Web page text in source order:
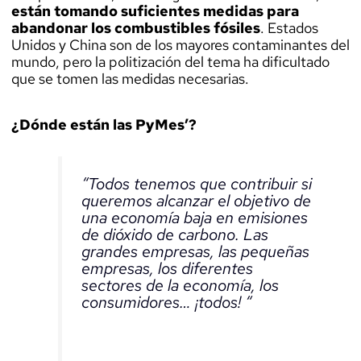
están tomando suficientes medidas para
abandonar los combustibles fósiles. Estados
Unidos y China son de los mayores contaminantes del
mundo, pero la politización del tema ha dificultado
que se tomen las medidas necesarias.
¿Dónde están las PyMes’?
“Todos tenemos que contribuir si
queremos alcanzar el objetivo de
una economía baja en emisiones
de dióxido de carbono. Las
grandes empresas, las pequeñas
empresas, los diferentes
sectores de la economía, los
consumidores… ¡todos! “